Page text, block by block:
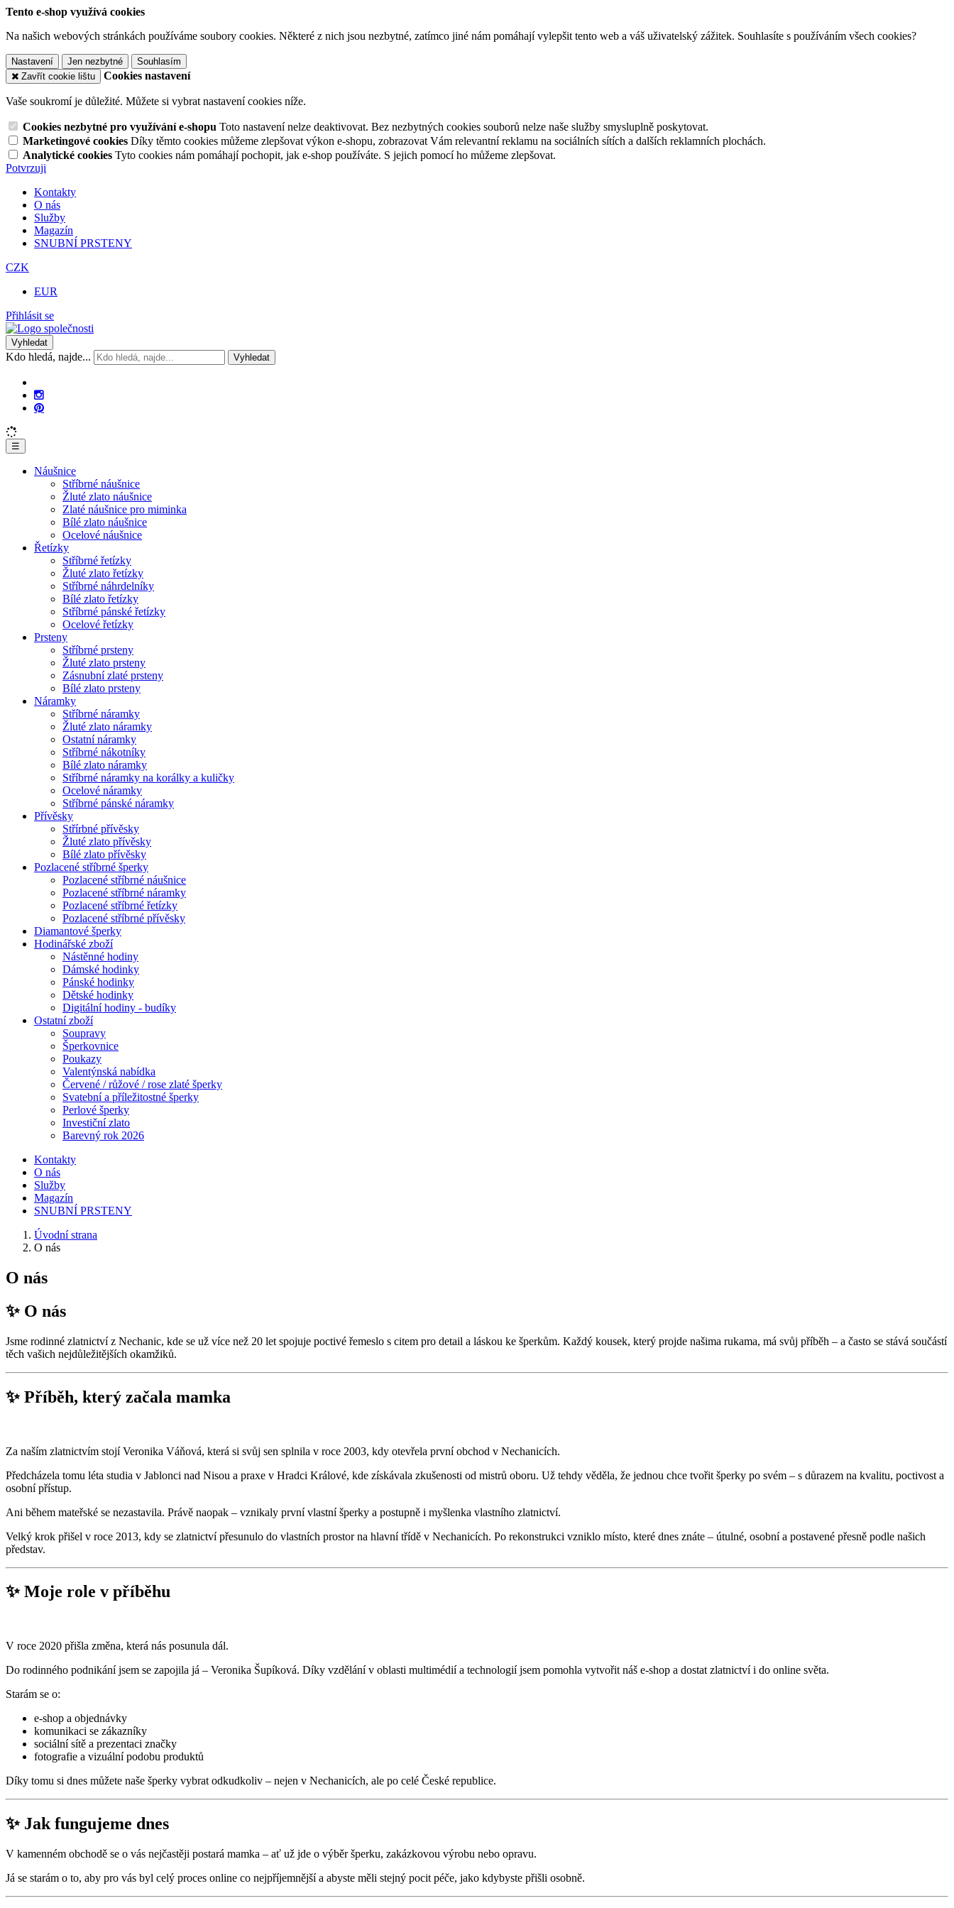
Tento e-shop využívá cookies
Na našich webových stránkách používáme soubory cookies. Některé z nich jsou nezbytné, zatímco jiné nám pomáhají vylepšit tento web a váš uživatelský zážitek. Souhlasíte s používáním všech cookies?
Nastavení Jen nezbytné
Souhlasím
Zavřít cookie lištu
Cookies nastavení
Vaše soukromí je důležité. Můžete si vybrat nastavení cookies níže.
Cookies nezbytné pro využívání e-shopu Toto nastavení nelze deaktivovat. Bez nezbytných cookies souborů nelze naše služby smysluplně poskytovat.
Marketingové cookies Díky těmto cookies můžeme zlepšovat výkon e-shopu, zobrazovat Vám relevantní reklamu na sociálních sítích a dalších reklamních plochách.
Analytické cookies Tyto cookies nám pomáhají pochopit, jak e-shop používáte. S jejich pomocí ho můžeme zlepšovat.
Potvrzuji
Kontakty
O nás
Služby
Magazín
SNUBNÍ PRSTENY
CZK
EUR
Přihlásit se
Vyhledat
Kdo hledá, najde... Vyhledat
☰
Náušnice
Stříbrné náušnice
Žluté zlato náušnice
Zlaté náušnice pro miminka
Bílé zlato náušnice
Ocelové náušnice
Řetízky
Stříbrné řetízky
Žluté zlato řetízky
Stříbrné náhrdelníky
Bílé zlato řetízky
Stříbrné pánské řetízky
Ocelové řetízky
Prsteny
Stříbrné prsteny
Žluté zlato prsteny
Zásnubní zlaté prsteny
Bílé zlato prsteny
Náramky
Stříbrné náramky
Žluté zlato náramky
Ostatní náramky
Stříbrné nákotníky
Bílé zlato náramky
Stříbrné náramky na korálky a kuličky
Ocelové náramky
Stříbrné pánské náramky
Přívěsky
Střírbné přívěsky
Žluté zlato přívěsky
Bílé zlato přívěsky
Pozlacené stříbrné šperky
Pozlacené stříbrné náušnice
Pozlacené stříbrné náramky
Pozlacené stříbrné řetízky
Pozlacené stříbrné přívěsky
Diamantové šperky
Hodinářské zboží
Nástěnné hodiny
Dámské hodinky
Pánské hodinky
Dětské hodinky
Digitální hodiny - budíky
Ostatní zboží
Soupravy
Šperkovnice
Poukazy
Valentýnská nabídka
Červené / růžové / rose zlaté šperky
Svatební a příležitostné šperky
Perlové šperky
Investiční zlato
Barevný rok 2026
Kontakty
O nás
Služby
Magazín
SNUBNÍ PRSTENY
Úvodní strana
O nás
O nás
✨ O nás
Jsme rodinné zlatnictví z Nechanic, kde se už více než 20 let spojuje poctivé řemeslo s citem pro detail a láskou ke šperkům. Každý kousek, který projde našima rukama, má svůj příběh – a často se stává součástí
těch vašich nejdůležitějších okamžiků.
✨ Příběh, který začala mamka
Za naším zlatnictvím stojí Veronika Váňová, která si svůj sen splnila v roce 2003, kdy otevřela první obchod v Nechanicích.
Předcházela tomu léta studia v Jablonci nad Nisou a praxe v Hradci Králové, kde získávala zkušenosti od mistrů oboru. Už tehdy věděla, že jednou chce tvořit šperky po svém – s důrazem na kvalitu, poctivost a
osobní přístup.
Ani během mateřské se nezastavila. Právě naopak – vznikaly první vlastní šperky a postupně i myšlenka vlastního zlatnictví.
Velký krok přišel v roce 2013, kdy se zlatnictví přesunulo do vlastních prostor na hlavní třídě v Nechanicích. Po rekonstrukci vzniklo místo, které dnes znáte – útulné, osobní a postavené přesně podle našich
představ.
✨ Moje role v příběhu
V roce 2020 přišla změna, která nás posunula dál.
Do rodinného podnikání jsem se zapojila já – Veronika Šupíková. Díky vzdělání v oblasti multimédií a technologií jsem pomohla vytvořit náš e-shop a dostat zlatnictví i do online světa.
Starám se o:
e-shop a objednávky
komunikaci se zákazníky
sociální sítě a prezentaci značky
fotografie a vizuální podobu produktů
Díky tomu si dnes můžete naše šperky vybrat odkudkoliv – nejen v Nechanicích, ale po celé České republice.
✨ Jak fungujeme dnes
V kamenném obchodě se o vás nejčastěji postará mamka – ať už jde o výběr šperku, zakázkovou výrobu nebo opravu.
Já se starám o to, aby pro vás byl celý proces online co nejpříjemnější a abyste měli stejný pocit péče, jako kdybyste přišli osobně.